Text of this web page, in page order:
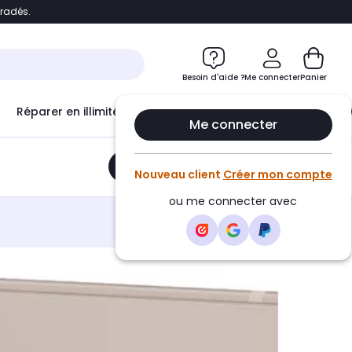
Accéder directement au chatbot
Besoin d'aide ?Me connecter
Me connecter
Nouveau client Créer mon compte
ou me connecter avec
Panier
Réparer en illimité avec Le Club Infinity
Ajouter au panier